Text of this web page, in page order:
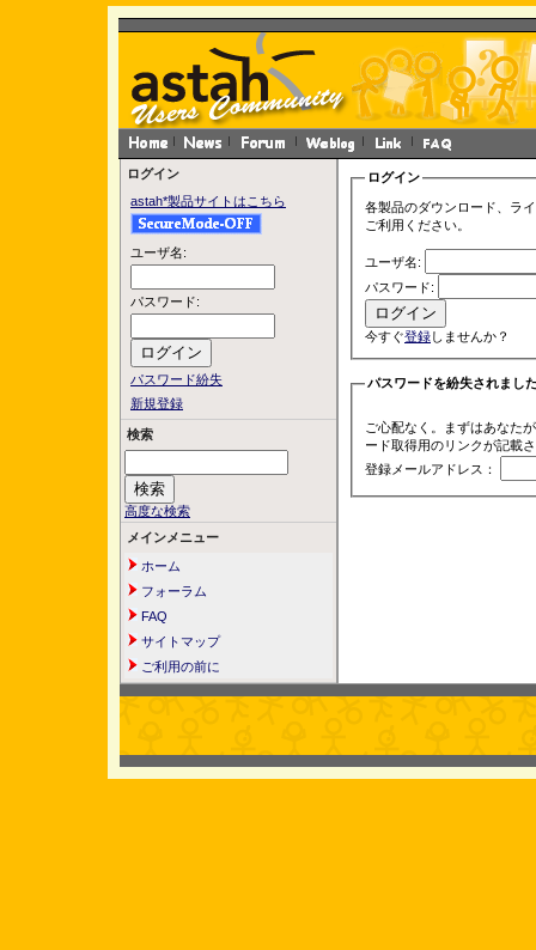
ログイン
astah*製品サイトはこちら
ユーザ名:
パスワード:
パスワード紛失
新規登録
検索
高度な検索
メインメニュー
ホーム
フォーラム
FAQ
サイトマップ
ご利用の前に
ログイン
各製品のダウンロード、ラ
ご利用ください。
ユーザ名:
パスワード:
今すぐ登録しませんか？
パスワードを紛失されまし
ご心配なく。まずはあなた
ード取得用のリンクが記載
登録メールアドレス：